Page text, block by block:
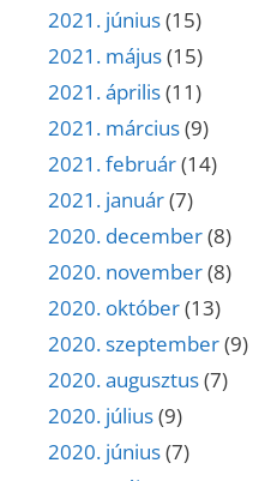
2021. június(15)
2021. május(15)
2021. április(11)
2021. március(9)
2021. február(14)
2021. január(7)
2020. december(8)
2020. november(8)
2020. október(13)
2020. szeptember(9)
2020. augusztus(7)
2020. július(9)
2020. június(7)